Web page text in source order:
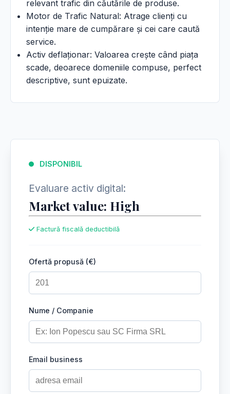
relevant trafic din căutările de produse.
Motor de Trafic Natural: Atrage clienți cu
intenție mare de cumpărare și cei care caută
service.
Activ deflaționar: Valoarea crește când piața
scade, deoarece domeniile compuse, perfect
descriptive, sunt epuizate.
DISPONIBIL
Evaluare activ digital:
Market value: High
Factură fiscală deductibilă
Ofertă propusă (€)
Nume / Companie
Email business